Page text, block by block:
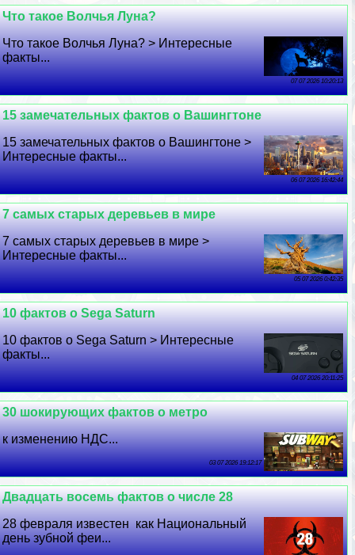
Что такое Волчья Луна?
Что такое Волчья Луна? > Интересные
факты...
07 07 2026 10:20:13
15 замечательных фактов о Вашингтоне
15 замечательных фактов о Вашингтоне >
Интересные факты...
06 07 2026 16:42:44
7 самых старых деревьев в мире
7 самых старых деревьев в мире >
Интересные факты...
05 07 2026 0:42:35
10 фактов о Sega Saturn
10 фактов о Sega Saturn > Интересные
факты...
04 07 2026 20:11:25
30 шокирующих фактов о метро
к изменению НДС...
03 07 2026 19:12:17
Двадцать восемь фактов о числе 28
28 февраля известен как Национальный
день зубной феи...